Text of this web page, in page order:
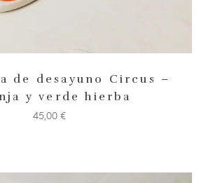
de desayuno Circus –
y verde hierba
45,00 €